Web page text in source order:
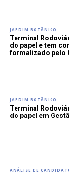
JARDIM BOTÂNICO
Terminal
do papel e tem
formalizado pelo
JARDIM BOTÂNICO
Terminal
do papel em
ANÁLISE DE